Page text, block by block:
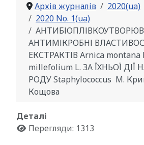
Архів журналів
2020(ua)
2020 No. 1(ua)
АНТИМІКРОБНІ
ЕКСТРАКТІВ Arnica montana
millefolium L. ЗА ЇХНЬОЇ ДІЇ
РОДУ Staphylococcus M.
Кощова
Деталі
Перегляди: 1313